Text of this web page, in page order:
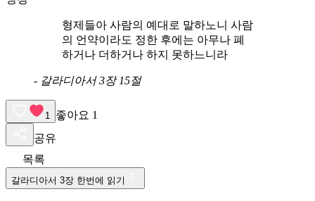
형제들아 사람의 예대로 말하노니 사람
의 언약이라도 정한 후에는 아무나 폐
하거나 더하거나 하지 못하느니라
- 갈라디아서 3장 15절
1 좋아요 1
공유
목록
갈라디아서 3장 한번에 읽기